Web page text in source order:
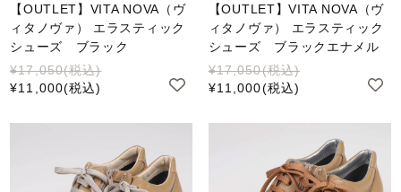
【OUTLET】VITA NOVA（ヴ
ィタノヴァ） エラスティック
シューズ ブラック
¥17,050(税込)
¥11,000(税込)
【OUTLET】VITA NOVA（ヴ
ィタノヴァ） エラスティック
シューズ ブラックエナメル
¥17,050(税込)
¥11,000(税込)